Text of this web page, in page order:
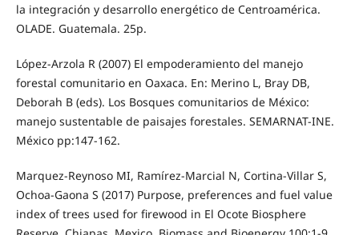
la integración y desarrollo energético de Centroamérica.
OLADE. Guatemala. 25p.
López-Arzola R (2007) El empoderamiento del manejo
forestal comunitario en Oaxaca. En: Merino L, Bray DB,
Deborah B (eds). Los Bosques comunitarios de México:
manejo sustentable de paisajes forestales. SEMARNAT-INE.
México pp:147-162.
Marquez-Reynoso MI, Ramírez-Marcial N, Cortina-Villar S,
Ochoa-Gaona S (2017) Purpose, preferences and fuel value
index of trees used for firewood in El Ocote Biosphere